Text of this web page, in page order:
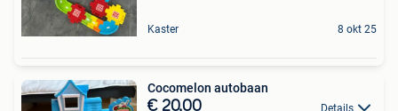
Kaster 8 okt 25
Cocomelon autobaan
€ 20,00 Details